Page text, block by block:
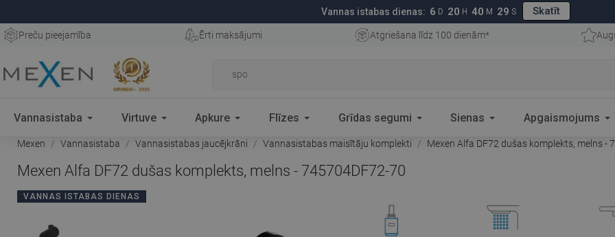
Vannas istabas dienas: 6 D 20 H 40 M 28 S Skatīt
Preču pieejamība Ērti maksājumi Atgriešana līdz 100 dienām*
Vannasistaba Virtuve Apkure Flīzes Grīdas segumi Sienas Apgaismojums
Mexen Vannasistaba Vannasistabas jaucējkrāni Vannasistabas maisītāju komplekti Mexen Alfa DF72 dušas komplekts, melns -
Mexen Alfa DF72 dušas komplekts, melns - 745704DF72-70
VANNAS ISTABAS DIENAS